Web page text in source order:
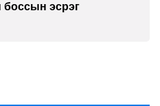
АНУ-ын 25 муж